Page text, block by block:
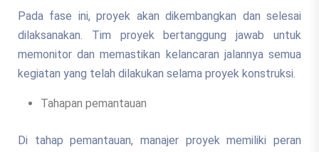
Pada fase ini, proyek akan dikembangkan dan selesai
dilaksanakan. Tim proyek bertanggung jawab untuk
memonitor dan memastikan kelancaran jalannya semua
kegiatan yang telah dilakukan selama proyek konstruksi.
Tahapan pemantauan
Di tahap pemantauan, manajer proyek memiliki peran